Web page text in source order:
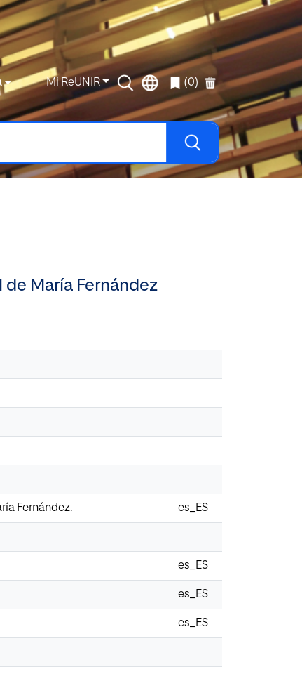
Mi ReUNIR (0)
María Fernández
Fernández. es_ES
es_ES
es_ES
es_ES